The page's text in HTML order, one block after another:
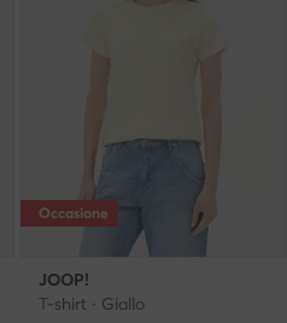
Occasione
JOOP!
T-shirt · Giallo